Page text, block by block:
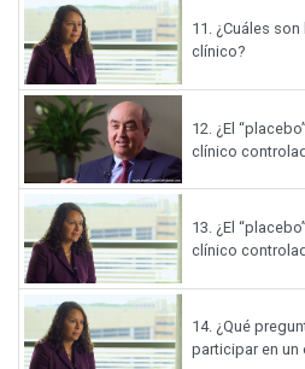
11.¿Cuáles son
clínico?
12. ¿El
clínico
13. ¿El
clínico
14.¿Qué
participar en